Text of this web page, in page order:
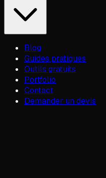
Blog
Guides pratiques
Outils gratuits
Portfolio
Contact
Demander un devis